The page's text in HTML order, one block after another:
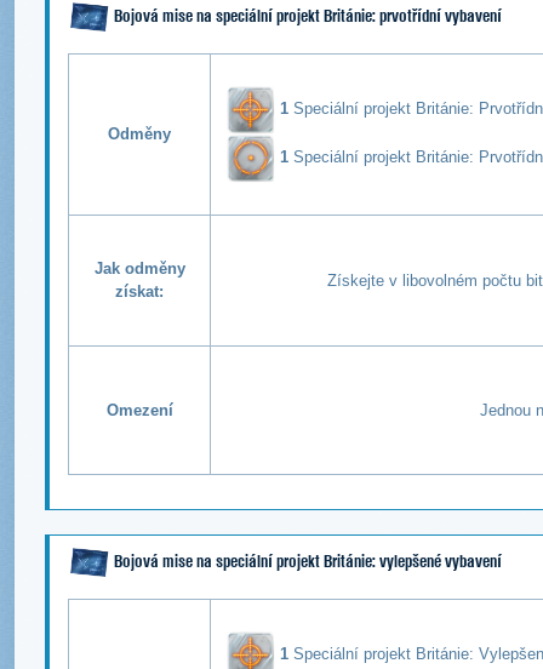
Bojová mise na speciální projekt Británie: prvotřídní vybavení
Odměny
1 Speciální projekt Británie: P
1 Speciální projekt Británie: P
Jak odměny
získat:
Získejte v libovolném počtu
Omezení Jednou
Bojová mise na speciální projektBritánie: vylepšené vybavení
1 Speciální projekt Británie: